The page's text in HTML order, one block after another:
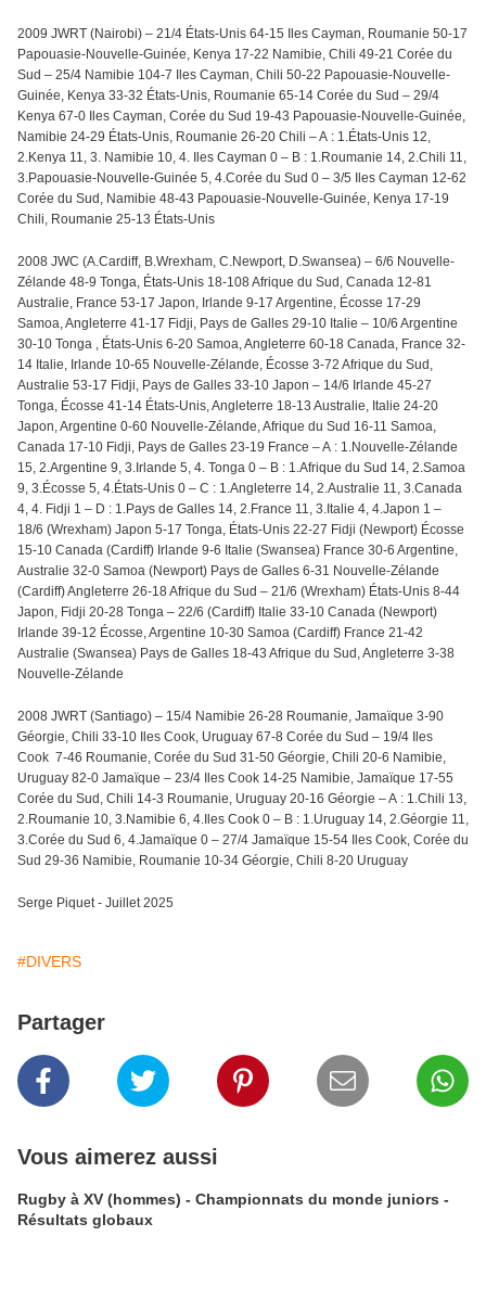
2009 JWRT (Nairobi) – 21/4 États-Unis 64-15 Iles Cayman, Roumanie 50-17
Papouasie-Nouvelle-Guinée, Kenya 17-22 Namibie, Chili 49-21 Corée du
Sud – 25/4 Namibie 104-7 Iles Cayman, Chili 50-22 Papouasie-Nouvelle-
Guinée, Kenya 33-32 États-Unis, Roumanie 65-14 Corée du Sud – 29/4
Kenya 67-0 Iles Cayman, Corée du Sud 19-43 Papouasie-Nouvelle-Guinée,
Namibie 24-29 États-Unis, Roumanie 26-20 Chili – A : 1.États-Unis 12,
2.Kenya 11, 3. Namibie 10, 4. Iles Cayman 0 – B : 1.Roumanie 14, 2.Chili 11,
3.Papouasie-Nouvelle-Guinée 5, 4.Corée du Sud 0 – 3/5 Iles Cayman 12-62
Corée du Sud, Namibie 48-43 Papouasie-Nouvelle-Guinée, Kenya 17-19
Chili, Roumanie 25-13 États-Unis
2008 JWC (A.Cardiff, B.Wrexham, C.Newport, D.Swansea) – 6/6 Nouvelle-
Zélande 48-9 Tonga, États-Unis 18-108 Afrique du Sud, Canada 12-81
Australie, France 53-17 Japon, Irlande 9-17 Argentine, Écosse 17-29
Samoa, Angleterre 41-17 Fidji, Pays de Galles 29-10 Italie – 10/6 Argentine
30-10 Tonga , États-Unis 6-20 Samoa, Angleterre 60-18 Canada, France 32-
14 Italie, Irlande 10-65 Nouvelle-Zélande, Écosse 3-72 Afrique du Sud,
Australie 53-17 Fidji, Pays de Galles 33-10 Japon – 14/6 Irlande 45-27
Tonga, Écosse 41-14 États-Unis, Angleterre 18-13 Australie, Italie 24-20
Japon, Argentine 0-60 Nouvelle-Zélande, Afrique du Sud 16-11 Samoa,
Canada 17-10 Fidji, Pays de Galles 23-19 France – A : 1.Nouvelle-Zélande
15, 2.Argentine 9, 3.Irlande 5, 4. Tonga 0 – B : 1.Afrique du Sud 14, 2.Samoa
9, 3.Écosse 5, 4.États-Unis 0 – C : 1.Angleterre 14, 2.Australie 11, 3.Canada
4, 4. Fidji 1 – D : 1.Pays de Galles 14, 2.France 11, 3.Italie 4, 4.Japon 1 –
18/6 (Wrexham) Japon 5-17 Tonga, États-Unis 22-27 Fidji (Newport) Écosse
15-10 Canada (Cardiff) Irlande 9-6 Italie (Swansea) France 30-6 Argentine,
Australie 32-0 Samoa (Newport) Pays de Galles 6-31 Nouvelle-Zélande
(Cardiff) Angleterre 26-18 Afrique du Sud – 21/6 (Wrexham) États-Unis 8-44
Japon, Fidji 20-28 Tonga – 22/6 (Cardiff) Italie 33-10 Canada (Newport)
Irlande 39-12 Écosse, Argentine 10-30 Samoa (Cardiff) France 21-42
Australie (Swansea) Pays de Galles 18-43 Afrique du Sud, Angleterre 3-38
Nouvelle-Zélande
2008 JWRT (Santiago) – 15/4 Namibie 26-28 Roumanie, Jamaïque 3-90
Géorgie, Chili 33-10 Iles Cook, Uruguay 67-8 Corée du Sud – 19/4 Iles
Cook 7-46 Roumanie, Corée du Sud 31-50 Géorgie, Chili 20-6 Namibie,
Uruguay 82-0 Jamaïque – 23/4 Iles Cook 14-25 Namibie, Jamaïque 17-55
Corée du Sud, Chili 14-3 Roumanie, Uruguay 20-16 Géorgie – A : 1.Chili 13,
2.Roumanie 10, 3.Namibie 6, 4.Iles Cook 0 – B : 1.Uruguay 14, 2.Géorgie 11,
3.Corée du Sud 6, 4.Jamaïque 0 – 27/4 Jamaïque 15-54 Iles Cook, Corée du
Sud 29-36 Namibie, Roumanie 10-34 Géorgie, Chili 8-20 Uruguay
Serge Piquet - Juillet 2025
#DIVERS
Partager
Vous aimerez aussi
Rugby à XV (hommes) - Championnats du monde juniors -
Résultats globaux